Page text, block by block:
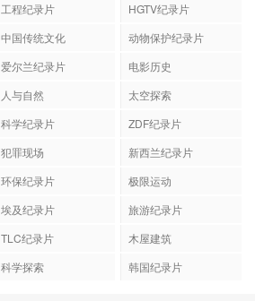
工程纪录片
HGTV纪录片
中国传统文化
动物保护纪录片
爱尔兰纪录片
电影历史
人与自然
太空探索
科学纪录片
ZDF纪录片
犯罪现场
新西兰纪录片
环保纪录片
极限运动
埃及纪录片
旅游纪录片
TLC纪录片
木屋建筑
科学探索 韩国纪录片